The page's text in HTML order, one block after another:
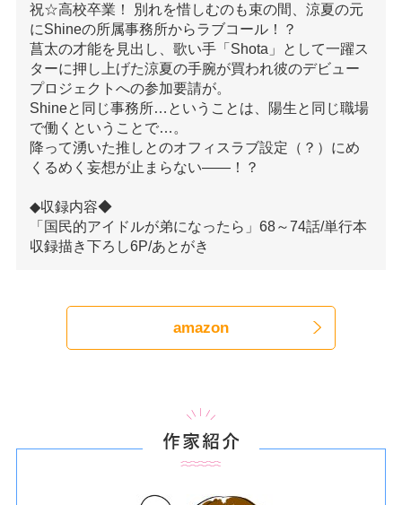
祝☆高校卒業！ 別れを惜しむのも束の間、涼夏の元
にShineの所属事務所からラブコール！？
菖太の才能を見出し、歌い手「Shota」として一躍ス
ターに押し上げた涼夏の手腕が買われ彼のデビュー
プロジェクトへの参加要請が。
Shineと同じ事務所…ということは、陽生と同じ職場
で働くということで…。
降って湧いた推しとのオフィスラブ設定（？）にめ
くるめく妄想が止まらない――！？
◆収録内容◆
「国民的アイドルが弟になったら」68～74話/単行本
収録描き下ろし6P/あとがき
amazon